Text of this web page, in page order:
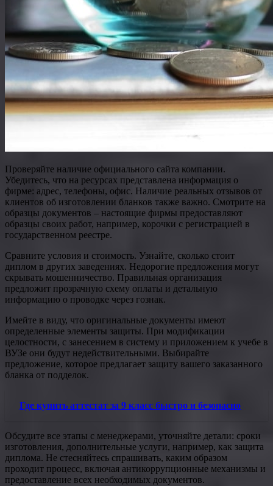
Проверяйте наличие официального сайта компании.
Убедитесь, что на ресурсах представлена информация о
фирме: адрес, телефоны, офис. Наличие реальных отзывов от
клиентов об изготовлении бланков также важно. Смотрите на
образцы документов – настоящие фирмы предоставляют
образцы своих работ, например, корочки с регистрацией в
государственном реестре.
Сравните условия и стоимость. Узнайте, сколько стоит
диплом в других заведениях. Недорогие предложения могут
скрывать мошенничество. Правильная организация
предложит прозрачную схему оплаты и детальную
информацию о проводке через гознак.
Имейте в виду, что оригинальные документы имеют
определенные элементы защиты. При модификации
целостности, с занесением в систему и приложением к учебе в
ВУЗе они будут недействительными. Выбирайте
предложение, которое предлагает защиту вашего заказанного
бланка от подделок.
Где купить аттестат за 9 класс быстро и безопасно
Обсудите все этапы с менеджерами, уточняйте детали: сроки
изготовления, дополнительные услуги, например, как защита
диплома. Не стесняйтесь спрашивать, каким образом
проходит процесс, включая антикоррупционные механизмы и
предоставление всех необходимых документов.